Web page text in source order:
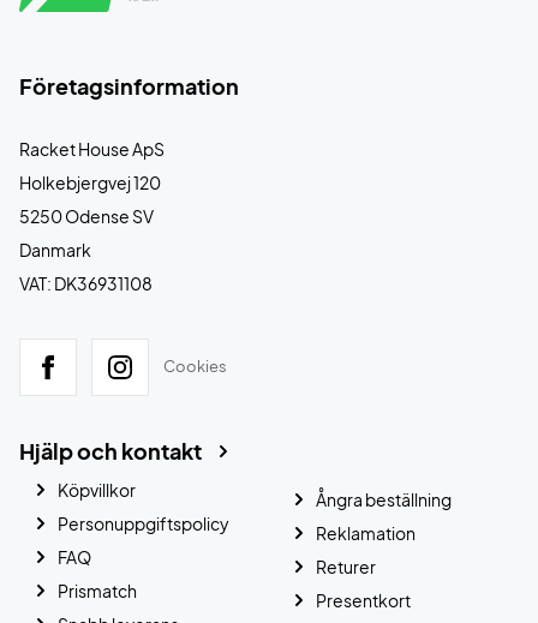
Företagsinformation
Racket House ApS
Holkebjergvej 120
5250 Odense SV
Danmark
VAT: DK36931108
Cookies
Hjälp och kontakt
Köpvillkor
Personuppgiftspolicy
FAQ
Prismatch
Ångra beställning
Reklamation
Returer
Presentkort